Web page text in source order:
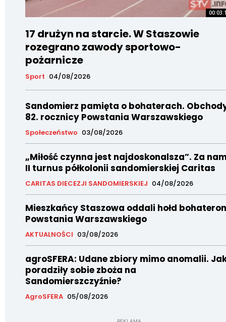
17 drużyn na starcie. W Staszowie
rozegrano zawody sportowo-
pożarnicze
Sport 04/08/2026
Sandomierz pamięta o bohaterach.
82. rocznicy Powstania Warszawskiego
Społeczeństwo 03/08/2026
„Miłość czynna jest najdoskonalsza”. Za
II turnus półkolonii sandomierskiej Caritas
CARITAS DIECEZJI SANDOMIERSKIEJ 04/08/2026
Mieszkańcy Staszowa oddali hołd
Powstania Warszawskiego
AKTUALNOŚCI 03/08/2026
agroSFERA: Udane zbiory mimo anomalii.
poradziły sobie zboża na
Sandomierszczyźnie?
AgroSFERA 05/08/2026